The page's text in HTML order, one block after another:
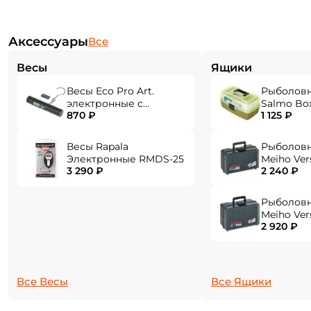
любую погоду.
АксессуарыВсе
Весы
Весы Eco Pro Art.
электронные с
фонарем EPHN-40
870 ₽
Весы Rapala
Электронные RMDS-25
3 290 ₽
Все Весы
Ящики
Salmo
1 125 ₽
Meiho
2 240 ₽
Meiho
2 920 ₽
Все Ящики
Создать аккаунт